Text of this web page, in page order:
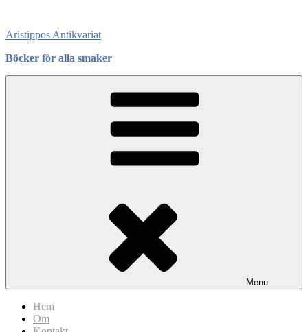
content
Aristippos Antikvariat
Böcker för alla smaker
Menu
Hem
Om